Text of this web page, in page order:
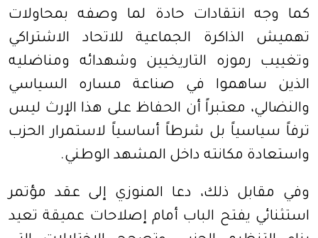
كما وجه انتقادات حادة لما وصفه بمحاولات
تهميش الذاكرة الجماعية للاتحاد الاشتراكي
وتغييب رموزه التاريخيين وشهدائه ومناضليه
الذين ساهموا في صناعة مساره السياسي
والنضالي، معتبراً أن الحفاظ على هذا الإرث ليس
ترفاً سياسياً بل شرطاً أساسياً لاستمرار الحزب
واستعادة مكانته داخل المشهد الوطني.
وفي مقابل ذلك، دعا المنوزي إلى عقد مؤتمر
استثنائي يفتح الباب أمام إصلاحات عميقة تعيد